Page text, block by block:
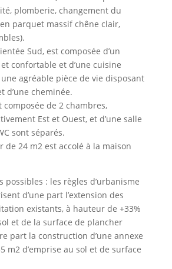
plomberie, changement du
parquet massif chêne clair,
Sud, est composée d’un
confortable et d’une cuisine
agréable pièce de vie disposant
d’une cheminée.
de 2 chambres,
Est et Ouest, et d’une salle
sont séparés.
de 24 m2 est accolé à la maison
possibles : les règles d’urbanisme
d’une part l’extension des
existants, à hauteur de +33%
et de la surface de plancher
part la construction d’une annexe
m2 d’emprise au sol et de surface